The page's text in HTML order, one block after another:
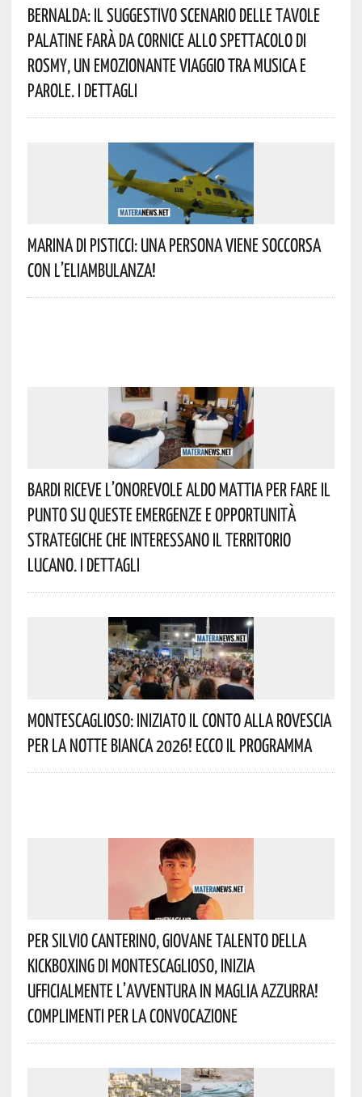
Bernalda: Il Suggestivo Scenario Delle Tavole
Palatine Farà Da Cornice Allo Spettacolo Di
Rosmy, Un Emozionante Viaggio Tra Musica E
Parole. I Dettagli
Marina Di Pisticci: Una Persona Viene Soccorsa
Con L’eliambulanza!
Bardi Riceve L’onorevole Aldo Mattia Per Fare Il
Punto Su Queste Emergenze E Opportunità
Strategiche Che Interessano Il Territorio
Lucano. I Dettagli
Montescaglioso: Iniziato Il Conto Alla Rovescia
Per La Notte Bianca 2026! Ecco Il Programma
Per Silvio Canterino, Giovane Talento Della
Kickboxing Di Montescaglioso, Inizia
Ufficialmente L’avventura In Maglia Azzurra!
Complimenti Per La Convocazione